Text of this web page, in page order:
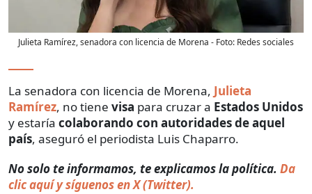
Julieta Ramírez, senadora con licencia de Morena - Foto: Redes sociales
La senadora con licencia de Morena, Julieta
Ramírez, no tiene visa para cruzar a Estados Unidos
y estaría colaborando con autoridades de aquel
país, aseguró el periodista Luis Chaparro.
No solo te informamos, te explicamos la política. Da
clic aquí y síguenos en X (Twitter).